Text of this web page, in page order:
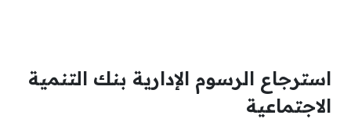
استرجاع الرسوم الإدارية بنك التنمية
الاجتماعية